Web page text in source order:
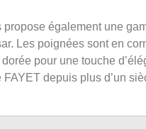
propose également une
Les poignées sont en
dorée pour une touche
FAYET depuis plus d’un